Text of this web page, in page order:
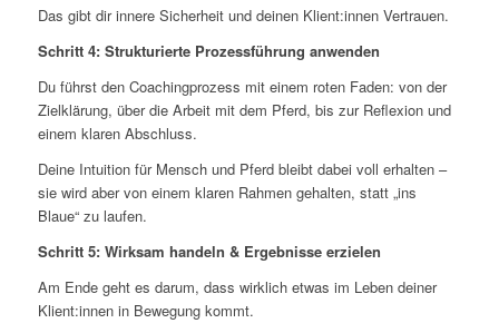
Das gibt dir innere Sicherheit und deinen Klient:innen Vertrauen.
Schritt 4: Strukturierte Prozessführung anwenden
Du führst den Coachingprozess mit einem roten Faden: von der
Zielklärung, über die Arbeit mit dem Pferd, bis zur Reflexion und
einem klaren Abschluss.
Deine Intuition für Mensch und Pferd bleibt dabei voll erhalten –
sie wird aber von einem klaren Rahmen gehalten, statt „ins
Blaue“ zu laufen.
Schritt 5: Wirksam handeln & Ergebnisse erzielen
Am Ende geht es darum, dass wirklich etwas im Leben deiner
Klient:innen in Bewegung kommt.